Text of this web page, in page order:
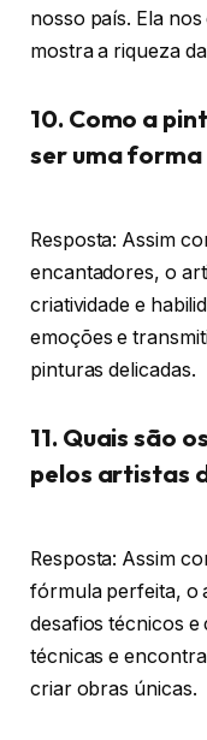
nosso país. Ela
mostra a riqueza
10. Como a
ser uma
Resposta: Assim
encantadores, o
criatividade e
emoções e
pinturas delicadas.
11. Quais são
pelos artistas
Resposta: Assim
fórmula perfeita, o
desafios técnicos e
técnicas e
criar obras únicas.